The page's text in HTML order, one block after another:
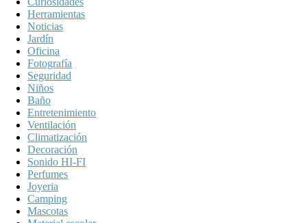
Herramientas
Noticias
Jardín
Oficina
Fotografía
Seguridad
Niños
Baño
Entretenimiento
Ventilación
Climatización
Decoración
Sonido HI-FI
Perfumes
Joyeria
Camping
Mascotas